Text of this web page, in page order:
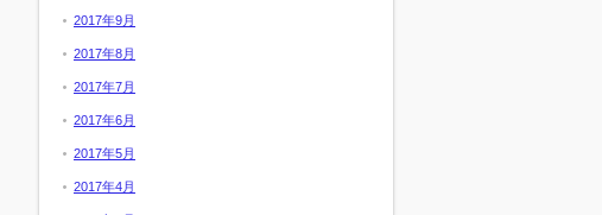
2017年9月
2017年8月
2017年7月
2017年6月
2017年5月
2017年4月